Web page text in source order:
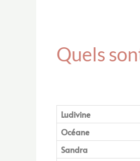
Quels
Ludivine
Océane
Sandra